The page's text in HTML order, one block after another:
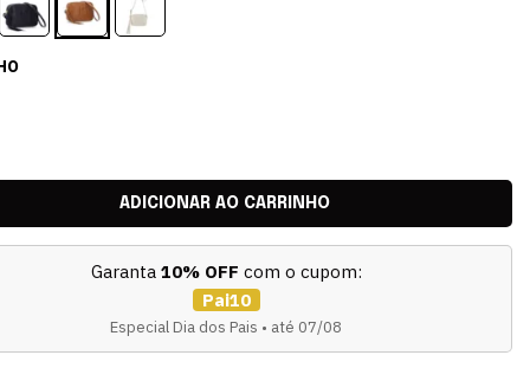
Garanta 10% OFF com o cupom:
Pai10
Especial Dia dos Pais • até 07/08